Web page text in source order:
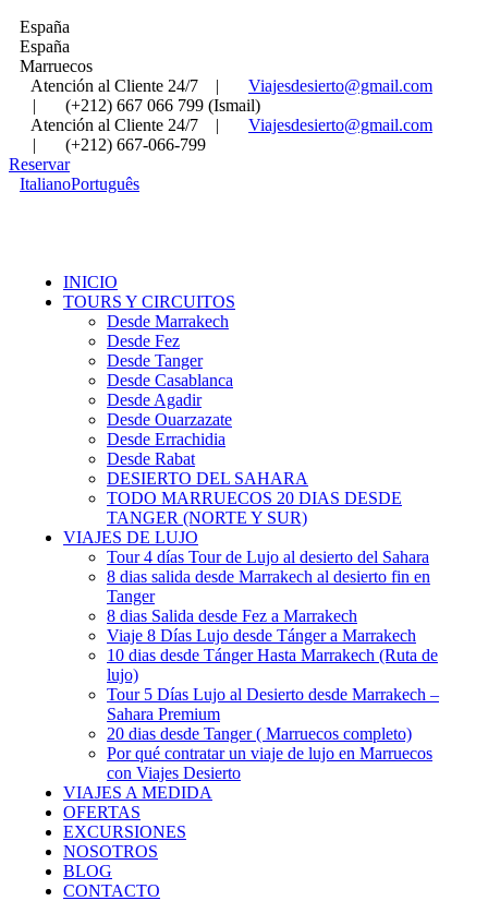
España
España
Marruecos
Atención al Cliente 24/7
|
Viajesdesierto@gmail.com
|
(+212) 667 066 799 (Ismail)
Atención al Cliente 24/7
|
Viajesdesierto@gmail.com
|
(+212) 667-066-799
Reservar
ItalianoPortuguês
INICIO
TOURS Y CIRCUITOS
Desde Marrakech
Desde Fez
Desde Tanger
Desde Casablanca
Desde Agadir
Desde Ouarzazate
Desde Errachidia
Desde Rabat
DESIERTO DEL SAHARA
TODO MARRUECOS 20 DIAS DESDE
TANGER (NORTE Y SUR)
VIAJES DE LUJO
Tour 4 días Tour de Lujo al desierto del Sahara
8 dias salida desde Marrakech al desierto fin en
Tanger
8 dias Salida desde Fez a Marrakech
Viaje 8 Días Lujo desde Tánger a Marrakech
10 dias desde Tánger Hasta Marrakech (Ruta de
lujo)
Tour 5 Días Lujo al Desierto desde Marrakech –
Sahara Premium
20 dias desde Tanger ( Marruecos completo)
Por qué contratar un viaje de lujo en Marruecos
con Viajes Desierto
VIAJES A MEDIDA
OFERTAS
EXCURSIONES
NOSOTROS
BLOG
CONTACTO